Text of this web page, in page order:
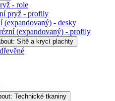
- role
pryž - profily
(expandovaný) - desky
(expandovaný) - profily
Sítě a krycí plachty
Technické tkaniny